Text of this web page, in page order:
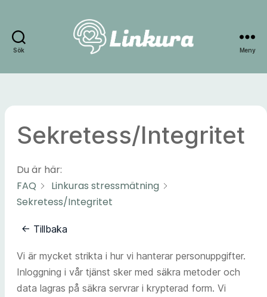
Sök Meny
Sekretess/Integritet
Du är här:
FAQ
Linkuras stressmätning
Sekretess/Integritet
← Tillbaka
Vi är mycket strikta i hur vi hanterar personuppgifter.
Inloggning i vår tjänst sker med säkra metoder och
data lagras på säkra servrar i krypterad form. Vi